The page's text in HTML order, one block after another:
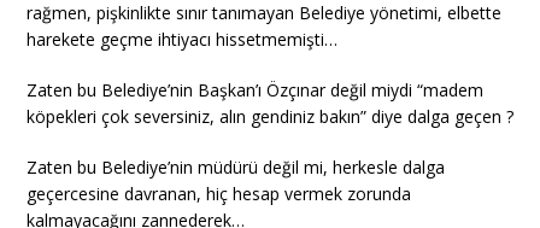
rağmen, pişkinlikte sınır tanımayan Belediye yönetimi, elbette
harekete geçme ihtiyacı hissetmemişti…
Zaten bu Belediye’nin Başkan’ı Özçınar değil miydi “madem
köpekleri çok seversiniz, alın gendiniz bakın” diye dalga geçen ?
Zaten bu Belediye’nin müdürü değil mi, herkesle dalga
geçercesine davranan, hiç hesap vermek zorunda
kalmayacağını zannederek…